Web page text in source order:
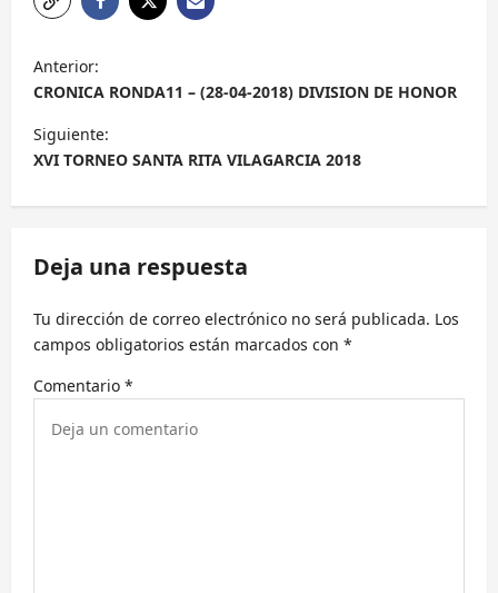
a
v
e
c
ó
d
Anterior:
CRONICA RONDA11 – (28-04-2018) DIVISION DE HONOR
Siguiente:
XVI TORNEO SANTA RITA VILAGARCIA 2018
Deja una respuesta
Tu dirección de correo electrónico no será publicada. Los
campos obligatorios están marcados con *
Comentario *